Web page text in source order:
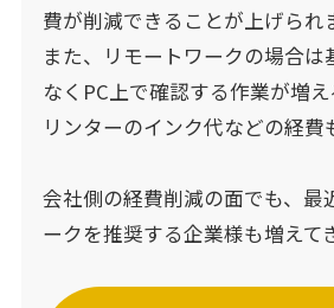
費が削減できることが上げられ
また、リモートワークの場合は
なくPC上で確認する作業が増
リンターのインク代などの経費
会社側の経費削減の面でも、最
ークを推奨する企業様も増えて